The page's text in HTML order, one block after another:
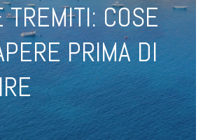
TREMITI: COSE
PRIMA DI